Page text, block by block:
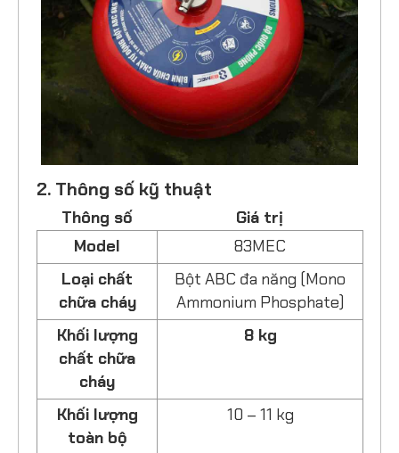
2. Thông số kỹ thuật
Thông số
Giá trị
Model
83MEC
Loại chất
chữa cháy
Bột ABC đa năng (Mono
Ammonium Phosphate)
Khối lượng
chất chữa
cháy
8 kg
Khối lượng
toàn bộ
10 – 11 kg